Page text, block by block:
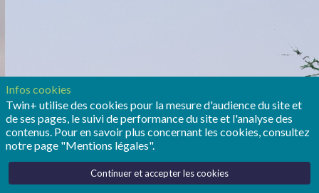
Infos cookies
Twin+ utilise des cookies pour la mesure d'audience du site et
de ses pages, le suivi de performance du site et l'analyse des
contenus. Pour en savoir plus concernant les cookies, consultez
notre page "Mentions légales".
Continuer et accepter les cookies